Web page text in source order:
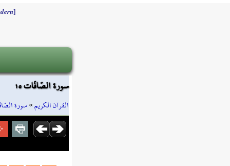
]
سورة الصّافّات ١٥
القرآن الكريم»سورة